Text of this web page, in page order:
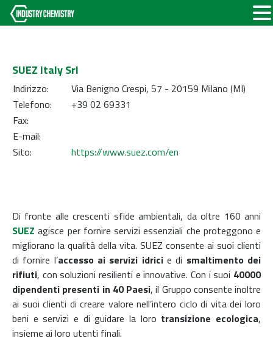
SUEZ Italy Srl
Indirizzo:
Via Benigno Crespi, 57 - 20159 Milano (MI)
Telefono:
+39 02 69331
Fax:
E-mail:
Sito:
https://www.suez.com/en
Di fronte alle crescenti sfide ambientali, da oltre 160 anni
SUEZ agisce per fornire servizi essenziali che proteggono e
migliorano la qualità della vita. SUEZ consente ai suoi clienti
di fornire l’accesso ai servizi idricie di smaltimento dei
rifiuti, con soluzioni resilienti e innovative. Con i suoi 40000
dipendenti presenti in 40 Paesi, il Gruppo consente inoltre
ai suoi clienti di creare valore nell’intero ciclo di vita dei loro
beni e servizi e di guidare la loro transizione ecologica,
insieme ai loro utenti finali.